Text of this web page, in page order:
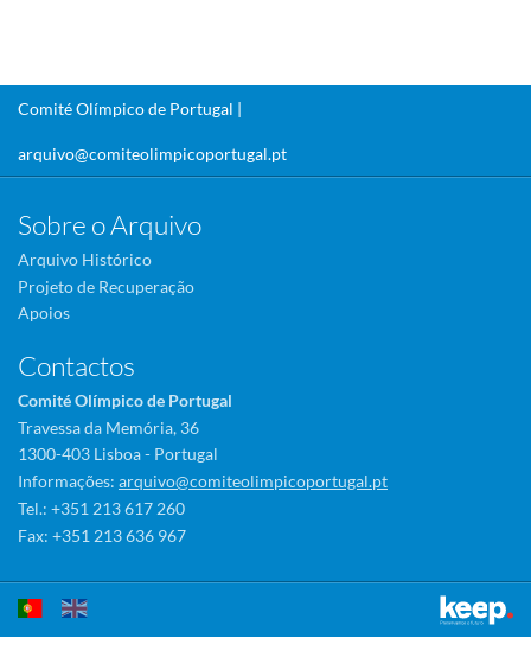
Comité Olímpico de Portugal |
arquivo@comiteolimpicoportugal.pt
Sobre o Arquivo
Arquivo Histórico
Projeto de Recuperação
Apoios
Contactos
Comité Olímpico de Portugal
Travessa da Memória, 36
1300-403 Lisboa - Portugal
Informações: arquivo@comiteolimpicoportugal.pt
Tel.: +351 213 617 260
Fax: +351 213 636 967